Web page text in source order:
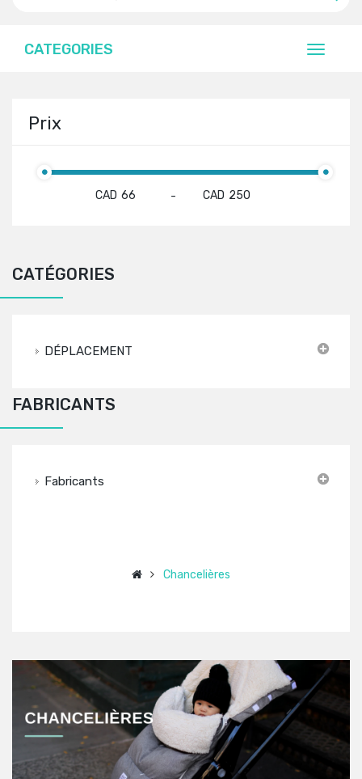
CATEGORIES
Prix
CAD - CAD
CATÉGORIES
DÉPLACEMENT
FABRICANTS
Fabricants
Chancelières